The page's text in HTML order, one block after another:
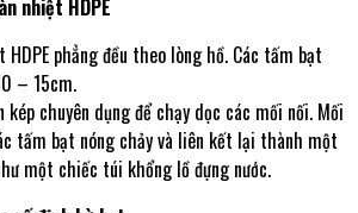
nhiệt HDPE
HDPE phẳng đều theo lòng hồ. Các tấm bạt
– 15cm.
kép chuyên dụng để chạy dọc các mối nối. Mối
tấm bạt nóng chảy và liên kết lại thành một
một chiếc túi khổng lồ đựng nước.